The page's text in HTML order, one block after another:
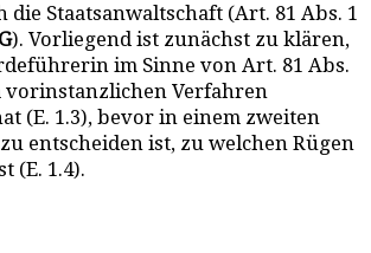
die Staatsanwaltschaft (Art. 81 Abs. 1
). Vorliegend ist zunächst zu klären,
im Sinne von Art. 81 Abs.
vorinstanzlichen Verfahren
(E. 1.3), bevor in einem zweiten
entscheiden ist, zu welchen Rügen
(E. 1.4).